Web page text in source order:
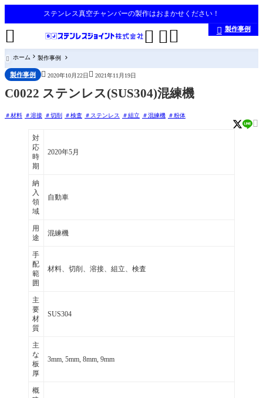
ステンレス真空チャンバーの製作はおまかせください！
 
  製作事例
 ホーム 製作事例
製作事例  2020年10月22日  2021年11月19日
C0022 ステンレス(SUS304)混練機
材料 溶接 切削 検査 ステンレス 組立 混練機 粉体

対
応
時
期
2020年5月
納
入
領
域
自動車
用
途
混練機
手
配
範
囲
材料、切削、溶接、組立、検査
主
要
材
質
SUS304
主
な
板
厚
3mm, 5mm, 8mm, 9mm
概